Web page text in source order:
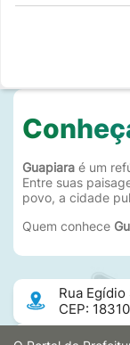
Guapiara é um
Entre suas
povo, a cidade
Quem conhece
Rua
CEP: